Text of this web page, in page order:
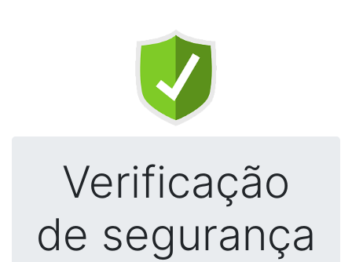
Verificação
de segurança